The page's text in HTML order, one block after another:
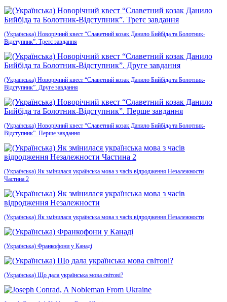
(Українська) Новорічний квест “Славетний козак Данило Бийбіда та Болотник-
Відступник”. Третє завдання
(Українська) Новорічний квест “Славетний козак Данило Бийбіда та Болотник-
Відступник”. Друге завдання
(Українська) Новорічний квест “Славетний козак Данило Бийбіда та Болотник-
Відступник”. Перше завдання
(Українська) Як змінилася українська мова з часів відродження Незалежности
Частина 2
(Українська) Як змінилася українська мова з часів відродження Незалежности
(Українська) Франкофони у Канаді
(Українська) Що дала українська мова світові?